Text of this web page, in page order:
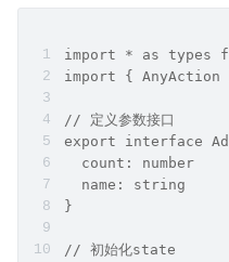
import * as types
import {
// 定义参数接口
export interface
  count: number
  name: string
}
// 初始化state